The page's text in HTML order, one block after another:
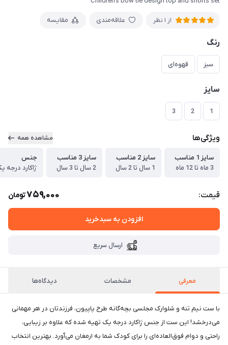
از 1 نظر علاقه‌مندی مقایسه
رنگ
سبز قهوه‌ای
سایز
1
2
3
ویژگی‌ها مشاهده همه
سایز 1 مناسب
3 ماه تا 12 ماه
سایز 2 مناسب
1 سال تا 2 سال
سایز 3 مناسب
2 سال تا 3 سال
جنس
ژاکارد درجه
قیمت: 759,000تومان
افزودن به سبدخرید
ارسال سریع
معرفی مشخصات دیدگاه‌ها
با ست نیم تنه و شلوارک مجلسی بچه‌گانه طرح پاپیون، فرزندتان در هر مهمانی
می‌درخشد! این ست از جنس ژاکارد درجه یک تهیه شده که علاوه بر زیبایی،
راحتی و دوام فوق‌العاده‌ای را برای کودک شما به ارمغان می‌آورد. بهترین انتخاب